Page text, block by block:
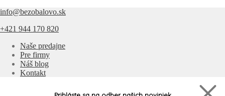
info@bezobalovo.sk
+421 944 170 820
Naše predajne
Pre firmy
Náš blog
Kontakt
Naše produkty